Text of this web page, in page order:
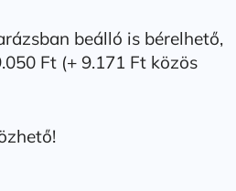
beálló is bérelhető,
Ft (+ 9.171 Ft közös